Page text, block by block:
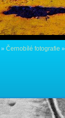
» Černobílé fotografie »